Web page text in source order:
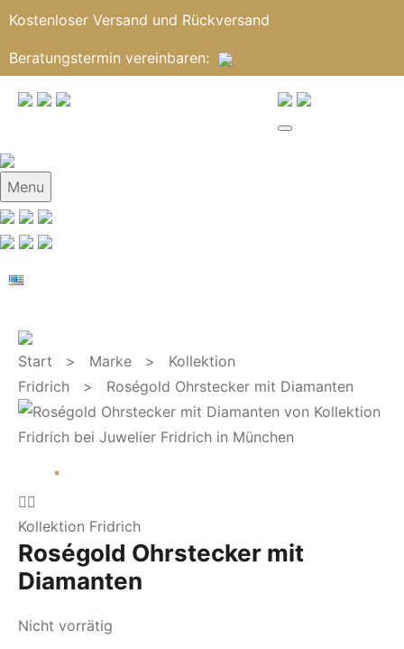
Kostenloser Versand und Rückversand
Beratungstermin vereinbaren:
Menu
Start > Marke > Kollektion
Fridrich > Roségold Ohrstecker mit Diamanten
Kollektion Fridrich
Roségold Ohrstecker mit
Diamanten
Nicht vorrätig